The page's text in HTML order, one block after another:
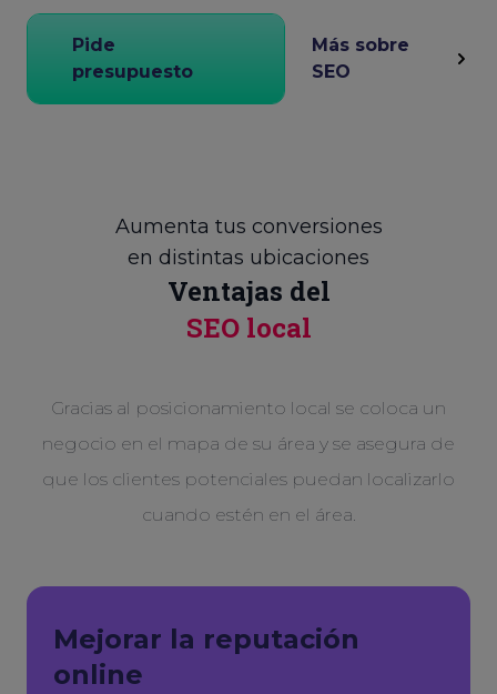
Pide
presupuesto
Más sobre
SEO
Aumenta tus conversiones
en distintas ubicaciones
Ventajas del
SEO local
Gracias al posicionamiento local se coloca un
negocio en el mapa de su área y se asegura de
que los clientes potenciales puedan localizarlo
cuando estén en el área.
Mejorar la reputación
online